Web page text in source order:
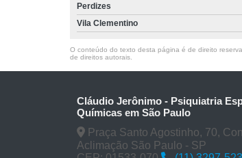
Perdizes
Vila Clementino
O conteúdo do texto desta página é de direito
de direitos autorais
Cláudio Jerônimo - Psiquiatria
Químicas em São Paulo
Praça Santo Agostinho, 70,
Aclimação São Paulo - SP